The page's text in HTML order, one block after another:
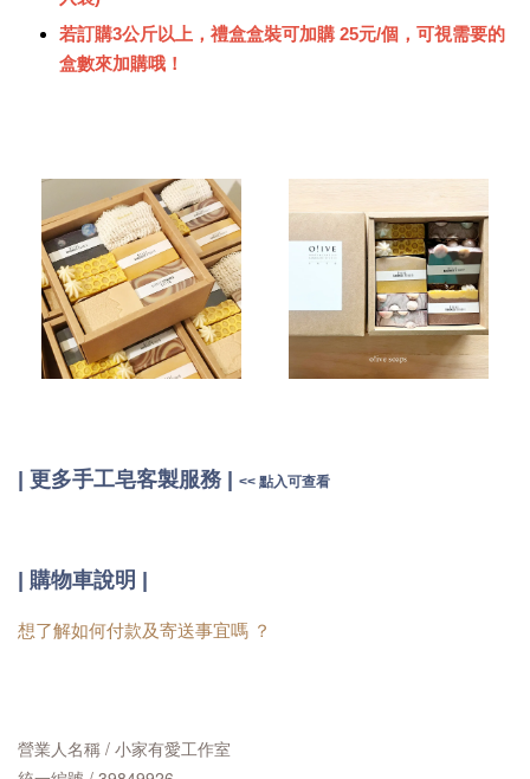
若訂購3公斤以上，禮盒盒裝可加購 25元/個，可視需要的
盒數來加購哦！
| 更多手工皂客製服務 | << 點入可查看
| 購物車說明 |
想了解如何付款及寄送事宜嗎 ？
營業人名稱 / 小家有愛工作室